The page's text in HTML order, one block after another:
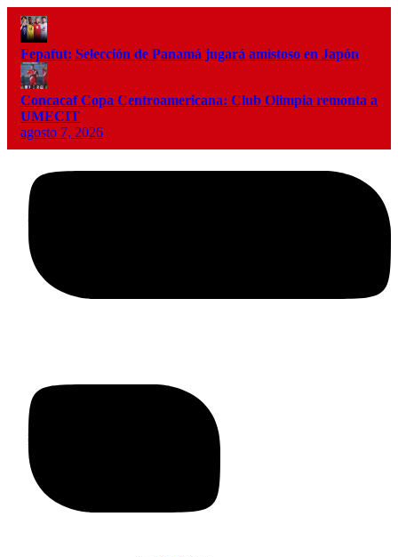
Fepafut: Selección de Panamá jugará amistoso en Japón
Concacaf Copa Centroamericana: Club Olimpia remonta a
UMECIT
agosto 7, 2026